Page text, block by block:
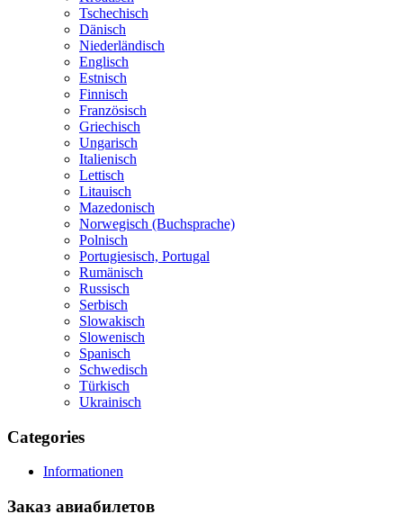
Tschechisch
Dänisch
Niederländisch
Englisch
Estnisch
Finnisch
Französisch
Griechisch
Ungarisch
Italienisch
Lettisch
Litauisch
Mazedonisch
Norwegisch (Buchsprache)
Polnisch
Portugiesisch, Portugal
Rumänisch
Russisch
Serbisch
Slowakisch
Slowenisch
Spanisch
Schwedisch
Türkisch
Ukrainisch
Categories
Informationen
Заказ авиабилетов